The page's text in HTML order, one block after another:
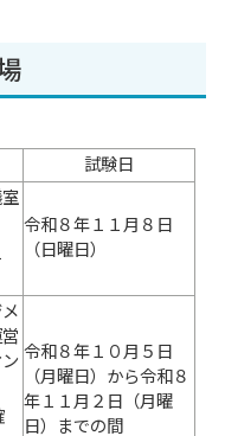
試験日
令和８年１１月８日
（日曜日）
令和８年１０月５日
（月曜日）から令和８
年１１月２日（月曜
日）までの間